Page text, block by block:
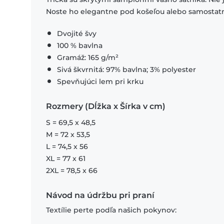
Noste ho elegantne pod košeľou alebo
Dvojité švy
100 % bavlna
Gramáž: 165 g/m²
Sivá škvrnitá: 97% bavlna; 3% polyester
Spevňujúci lem pri krku
Rozmery (Dĺžka x Šírka v cm)
S = 69,5 x 48,5
M = 72 x 53,5
L = 74,5 x 56
XL = 77 x 61
2XL = 78,5 x 66
Návod na údržbu pri praní
Textílie perte podľa našich pokynov: